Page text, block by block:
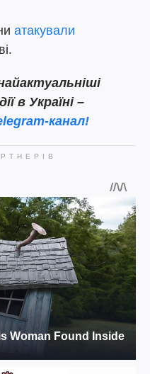
атакували
в Україні –
канал!